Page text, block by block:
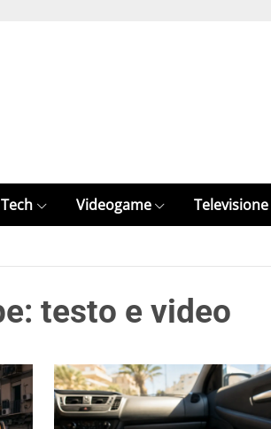
Tech Videogame Televisione
testo e video